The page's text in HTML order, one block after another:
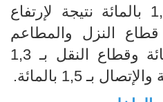
المضافة إرتفاعا بـ 1,4 بالمائة نتيجة لإرتفاع
النزل والمطاعم
والمقاهي بـ 6,1 بالمائة وقطاع النقل بـ 1,3
بـ 1,5 بالمائة.